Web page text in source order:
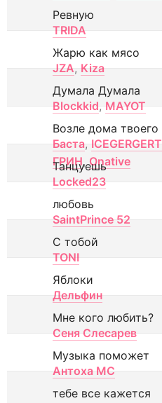
Ревную
TRIDA
Жарю как мясо
JZA, Kiza
Думала Думала
Blockkid, MAYOT
Возле дома твоего
Баста, ICEGERGERT
ГРИН, Onative
Танцуешь
Locked23
любовь
SaintPrince 52
С тобой
TONI
Яблоки
Дельфин
Мне кого любить?
Сеня Слесарев
Музыка поможет
Антоха МС
тебе все кажется